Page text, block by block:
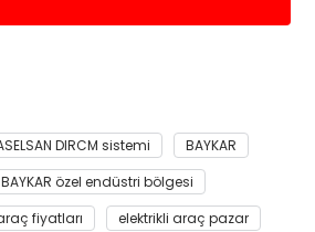
DIRCM sistemi
BAYKAR
BAYKAR özel endüstri bölgesi
fiyatları
elektrikli araç pazar